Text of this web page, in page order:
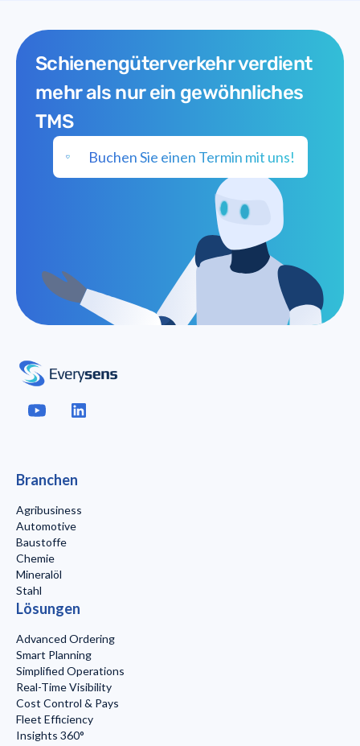
Schienengüterverkehr verdient
mehr als nur ein gewöhnliches
TMS
Buchen Sie einen Termin mit uns!
Branchen
Agribusiness
Automotive
Baustoffe
Chemie
Mineralöl
Stahl
Lösungen
Advanced Ordering
Smart Planning
Simplified Operations
Real-Time Visibility
Cost Control & Pays
Fleet Efficiency
Insights 360°